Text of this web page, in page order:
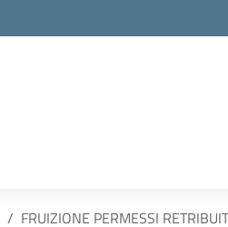
FRUIZIONE PERMESSI